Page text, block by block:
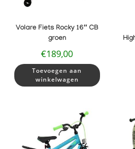
Volare Fiets Rocky 16″ CB
groen
€189,00
Toevoegen aan
winkelwagen